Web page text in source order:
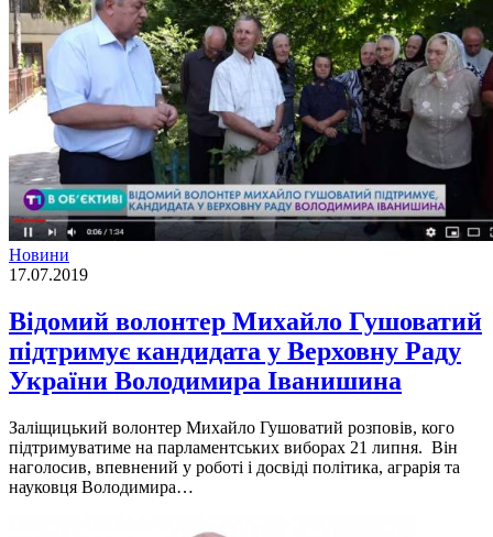
Новини
17.07.2019
Відомий волонтер Михайло Гушоватий
підтримує кандидата у Верховну Раду
України Володимира Іванишина
Заліщицький волонтер Михайло Гушоватий розповів, кого
підтримуватиме на парламентських виборах 21 липня. Він
наголосив, впевнений у роботі і досвіді політика, аграрія та
науковця Володимира…